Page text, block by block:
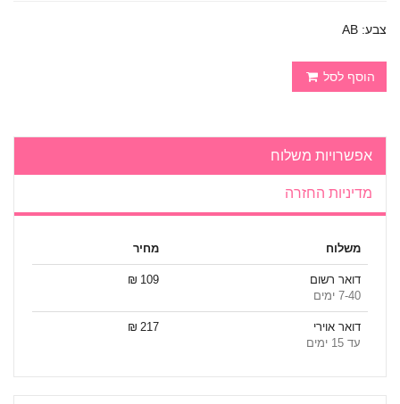
צבע: AB
הוסף לסל
אפשרויות משלוח
מדיניות החזרה
משלוח מחיר
דואר רשום
7-40 ימים
109 ₪
דואר אוירי
עד 15 ימים
217 ₪